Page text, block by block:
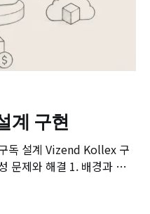
계 구현
Kollex 구
결 1. 배경과 문
트) 단위의 Kubernetes